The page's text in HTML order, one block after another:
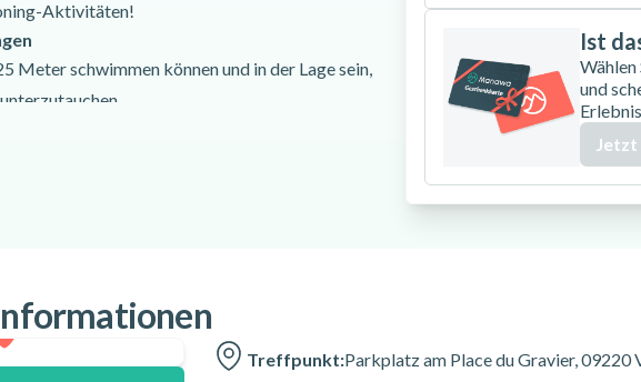
Aktivitäten!
Meter schwimmen können und in der Lage sein,
Ist
und
Jetzt
Treffpunkt:Parkplatz am Place du Gravier, 09220